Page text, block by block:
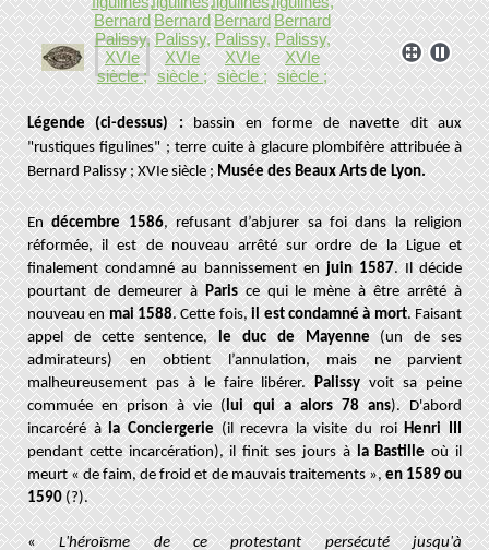
Légende (ci-dessus) :bassin en forme de navette dit aux
"rustiques figulines" ; terre cuite à glacure plombifère attribuée à
Bernard Palissy ; XVIe siècle ;Musée des Beaux Arts de Lyon.
Endécembre 1586, refusant d’abjurer sa foi dans la religion
réformée, il est de nouveau arrêté sur ordre de la Ligue et
finalement condamné au bannissement enjuin 1587. Il décide
pourtant de demeurer àParisce qui le mène à être arrêté à
nouveau enmai 1588. Cette fois,il est condamné à mort. Faisant
appel de cette sentence,le duc de Mayenne(un de ses
admirateurs) en obtient l’annulation, mais ne parvient
malheureusement pas à le faire libérer.Palissyvoit sa peine
commuée en prison à vie (lui qui a alors 78 ans). D'abord
incarcéré àla Conciergerie(il recevra la visite du roiHenri III
pendant cette incarcération), il finit ses jours àla Bastilleoù il
meurt « de faim, de froid et de mauvais traitements »,en 1589 ou
1590(?).
«L'héroïsme de ce protestant persécuté jusqu'à